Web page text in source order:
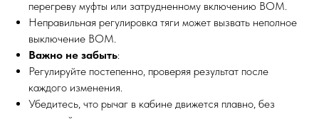
перегреву муфты или затрудненному включению ВОМ.
Неправильная регулировка тяги может вызвать неполное
выключение ВОМ.
Важно не забыть:
Регулируйте постепенно, проверяя результат после
каждого изменения.
Убедитесь, что рычаг в кабине движется плавно, без